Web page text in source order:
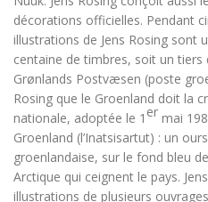
décorations officielles. Pendant
illustrations de Jens Rosing sont
centaine de timbres, soit un tiers
Grønlands Postvæsen (poste
Rosing que le Groenland doit la
nationale, adoptée le 1 er mai
Groenland (l’Inatsisartut) : un
groenlandaise, sur le fond bleu
Arctique qui ceignent le pays.
illustrations de plusieurs